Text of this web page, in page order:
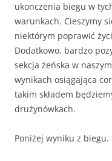
ukonczenia biegu w
warunkach. Cieszymy
niektórym poprawić
Dodatkowo, bardzo
sekcja żeńska w
wynikach osiągająca
takim składem
drużynówkach.
Poniżej wyniku z biegu.